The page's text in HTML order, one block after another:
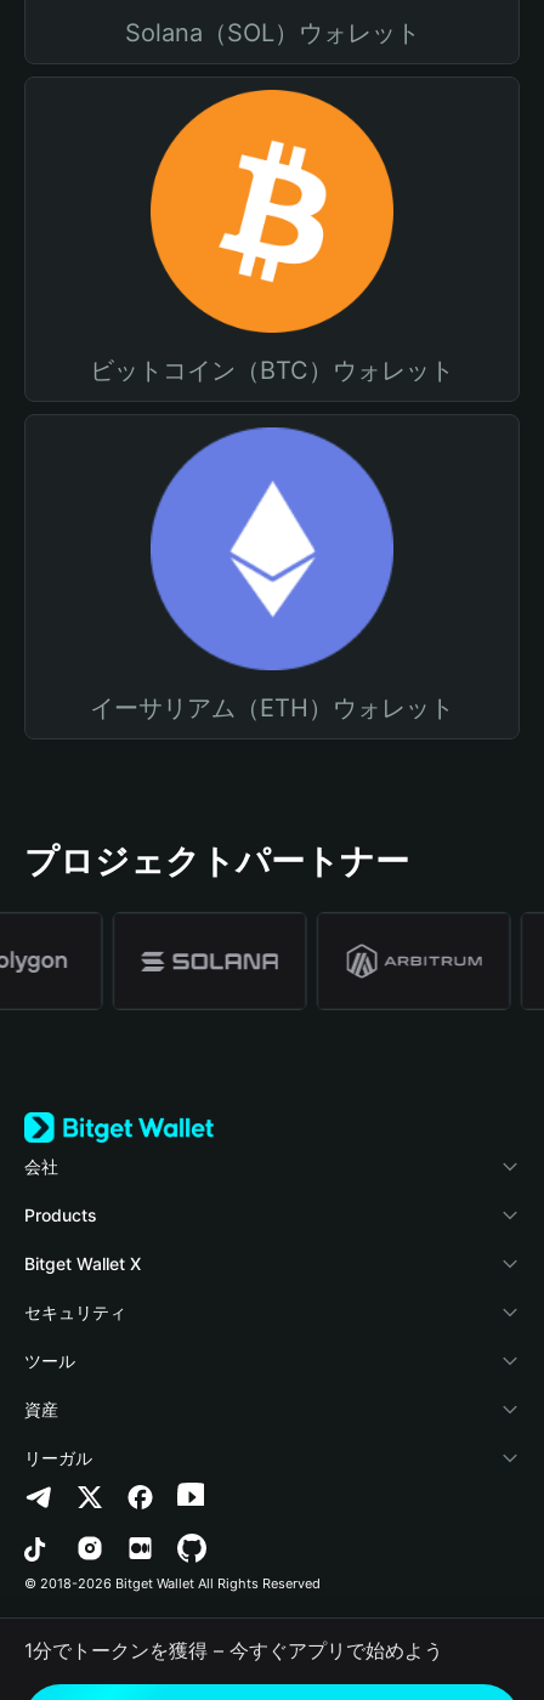
Solana（SOL）ウォレット
ビットコイン（BTC）ウォレット
イーサリアム（ETH）ウォレット
プロジェクトパートナー
会社
Bitget Walletについて
ブログ
アカデミー
暗号資産ニュース
Help Center
お問い合わせ
ブランドリソース
キャリア
Products
Crypto Card
Stablecoin Earn
Payfi Crypto
Crypto Swap API
Altcoin Season Index
Prediction Markets
DApp
RWA
Bitget Wallet X
デベロッパー
ウォレットを接続
Bitget Wallet Pay
プロジェクトを掲載
セキュリティ
保護基金
セキュリティ技術
ツール
暗号資産を購入
認証検出
コントラクト検出
一括送金
資産
Arbitrum
Avalanche
Bitcoin
Polygon
リーガル
プライバシーポリシー
利用規約
© 2018-2026 Bitget Wallet All Rights Reserved
1分でトークンを獲得 – 今すぐアプリで始めよう